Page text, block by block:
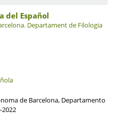
del Español
Departament de Filologia
de Barcelona, Departamento